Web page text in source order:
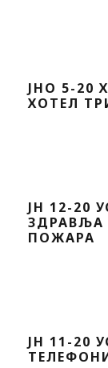
ЈНО 5-20
ХОТЕЛ
ЈН 12-20
ЗДРАВЉА
ПОЖАРА
ЈН 11-20